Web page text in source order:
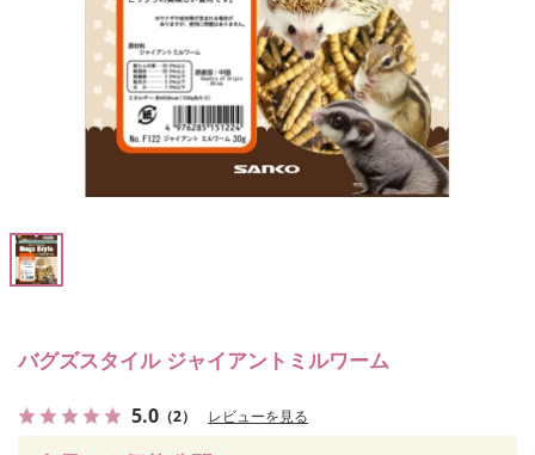
バグズスタイル ジャイアントミルワーム
5.0 （2） レビューを見る